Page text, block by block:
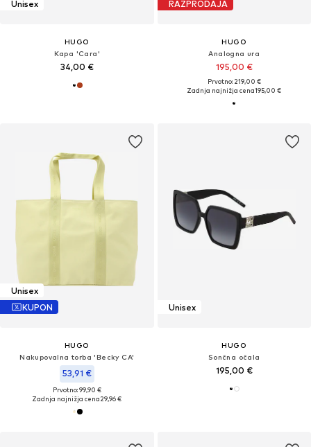
Unisex
HUGO
Kapa 'Cara'
34,00 €
RAZPRODAJA
HUGO
Analogna ura
195,00 €
Prvotno: 219,00 €
Zadnja najnižja cena195,00 €
Unisex
KUPON
HUGO
Nakupovalna torba 'Becky CA'
53,91 €
Prvotno: 99,90 €
Zadnja najnižja cena29,96 €
Unisex
HUGO
Sončna očala
195,00 €